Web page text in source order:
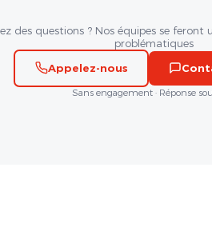
des questions ? Nos équipes se feront
problématiques
Appelez-nous
Sans engagement · Réponse